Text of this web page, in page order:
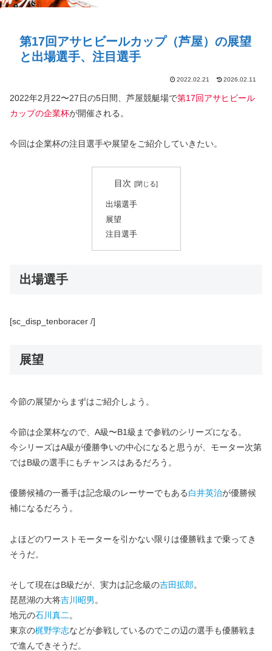
第17回アサヒビールカップ（芦屋）の展望
と出場選手、注目選手
2022.02.21 2026.02.11
2022年2月22〜27日の5日間、 芦屋競艇場で第17回アサヒビール
カップの企業杯が開催される。
今回は企業杯の注目選手や展望をご紹介していきたい。
目次
出場選手
展望
注目選手
出場選手
[sc_disp_tenboracer /]
展望
今節の展望からまずはご紹介しよう。
今節は企業杯なので、A級〜B1級まで参戦のシリーズになる。
今シリーズはA級が優勝争いの中心になると思うが、モーター次第
ではB級の選手にもチャンスはあるだろう。
優勝候補の一番手は記念級のレーサーでもある白井英治が優勝候
補になるだろう。
よほどのワーストモーターを引かない限りは優勝戦まで乗ってき
そうだ。
そして現在はB級だが、実力は記念級の吉田拡郎。
琵琶湖の大将吉川昭男 。
地元の石川真二 。
東京の梶野学志などが参戦しているのでこの辺の選手も優勝戦ま
で進んできそうだ。